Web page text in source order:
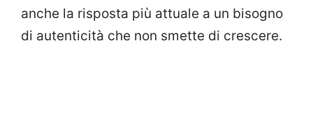
anche la risposta più attuale a un bisogno
di autenticità che non smette di crescere.